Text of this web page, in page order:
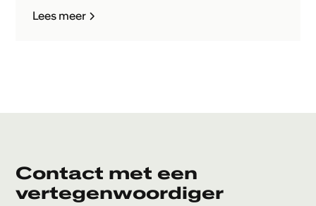
Lees meer
Contact met een
vertegenwoordiger